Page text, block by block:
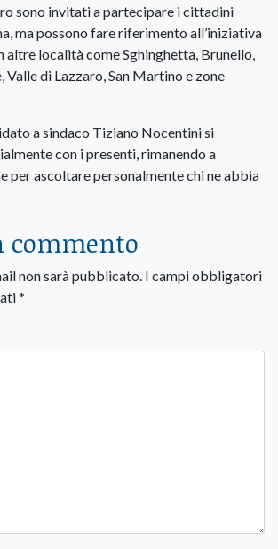
sono invitati a partecipare i cittadini
ma possono fare riferimento all’iniziativa
altre località come Sghinghetta, Brunello,
Valle di Lazzaro, San Martino e zone
a sindaco Tiziano Nocentini si
con i presenti, rimanendo a
per ascoltare personalmente chi ne abbia
commento
non sarà pubblicato. I campi obbligatori
*